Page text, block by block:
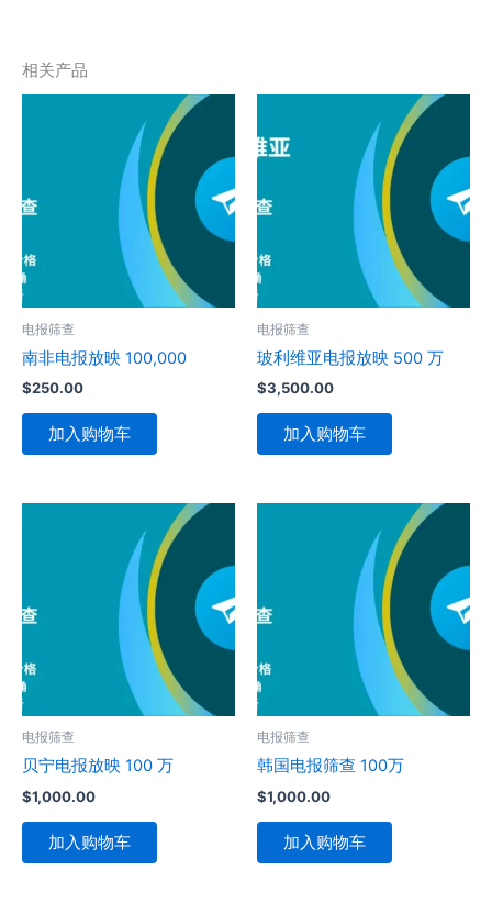
相关产品
电报筛查
南非电报放映 100,000
$250.00
加入购物车
电报筛查
玻利维亚电报放映 500 万
$3,500.00
加入购物车
电报筛查
贝宁电报放映 100 万
$1,000.00
加入购物车
电报筛查
韩国电报筛查 100万
$1,000.00
加入购物车